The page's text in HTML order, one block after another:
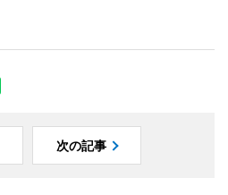
次の記事